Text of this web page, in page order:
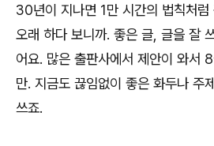
30년이 지나면 1만 시간의 법칙처
오래 하다 보니까. 좋은 글, 글을 잘
어요. 많은 출판사에서 제안이 와서 8
만. 지금도 끊임없이 좋은 화두나 주
쓰죠.